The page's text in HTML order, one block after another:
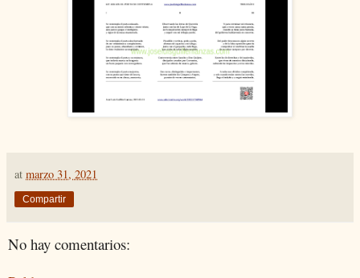
at marzo 31, 2021
Compartir
No hay comentarios: